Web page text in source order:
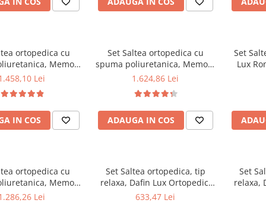
50x70cm, lavabile
la 60°C
ortopedica cu
Memory
5 cm Paris,
aerisire perimetral
2 perne matlasate
50x70cm, lavabile
la 60°C
Lei
IN COS
Set Saltea ortopedica cu
spuma poliuretanica, Memory
Foam 5 cm Paris,
sistem de aerisire perimetral
Saltex plus 2 perne matlasate
microfibra 50x70cm, lavabile
la 60°C
1.624,86 Lei
ADAUGA IN COS
Set
Lux
plus
ortopedica cu
Memory
5 cm Paris,
Lei
Set Saltea ortopedica, tip
relaxa, Dafin Lux Ortopedic,
140x190x21cm, fermitate
633,47 Lei
Set
relaxa,